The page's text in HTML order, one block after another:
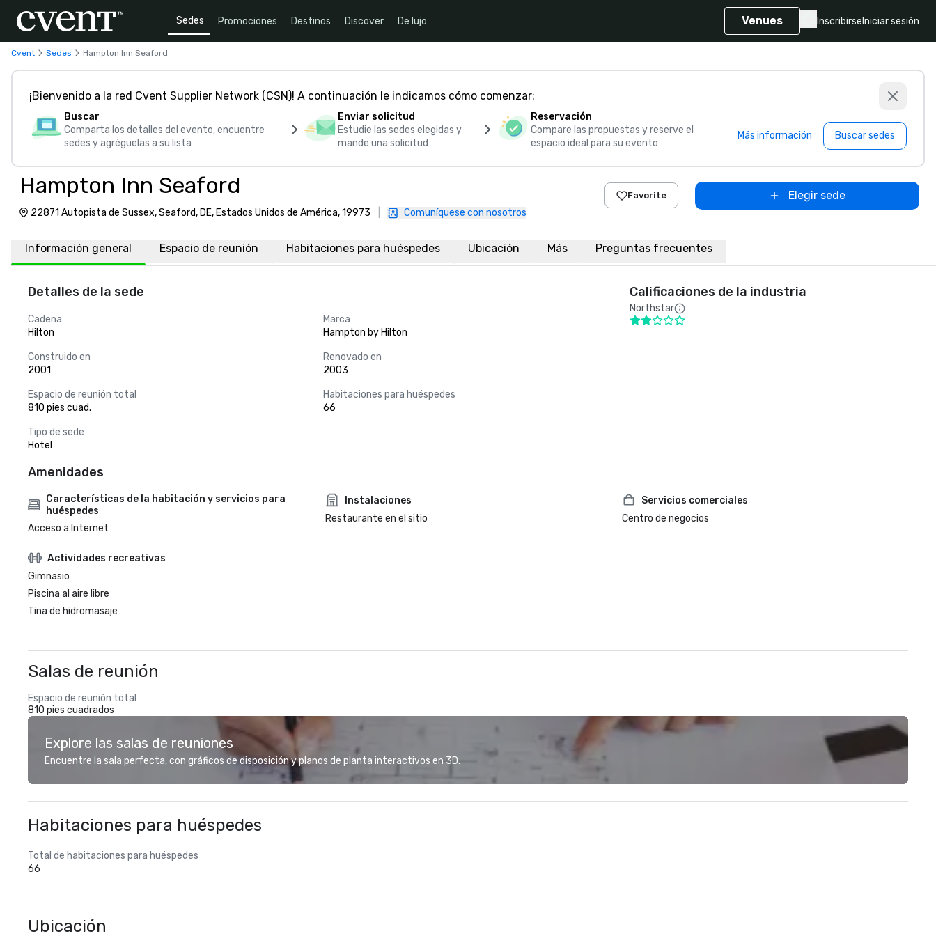
Sedes Promociones Destinos Discover De lujo Venues Inscribirse Iniciar sesión
Cvent Sedes Hampton Inn Seaford
¡Bienvenido a la red Cvent Supplier Network (CSN)! A continuación le indicamos cómo comenzar:
Buscar
Comparta los detalles del evento, encuentre
sedes y agréguelas a su lista
Enviar solicitud
Estudie las sedes elegidas y
mande una solicitud
Reservación
Compare las propuestas y reserve el
espacio ideal para su evento
Más información Buscar sedes
Hampton Inn Seaford
22871 Autopista de Sussex, Seaford, DE, Estados Unidos de América, 19973 Comuníquese con nosotros
Favorite Elegir sede
Información general Espacio de reunión Habitaciones para huéspedes Ubicación Más Preguntas frecuentes
Detalles de la sede
Cadena
Hilton
Marca
Hampton by Hilton
Construido en
2001
Renovado en
2003
Espacio de reunión total
810 pies cuad.
Habitaciones para huéspedes
66
Tipo de sede
Hotel
Calificaciones de la industria
Northstar
Amenidades
Características de la habitación y servicios para
huéspedes
Acceso a Internet
Instalaciones
Restaurante en el sitio
Servicios comerciales
Centro de negocios
Actividades recreativas
Gimnasio
Piscina al aire libre
Tina de hidromasaje
Salas de reunión
Espacio de reunión total
810 pies cuadrados
Explore las salas de reuniones
Encuentre la sala perfecta, con gráficos de disposición y planos de planta interactivos en 3D.
Habitaciones para huéspedes
Total de habitaciones para huéspedes
66
Ubicación